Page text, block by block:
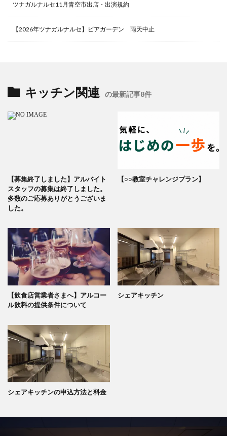
ツナガルナルセ11月青空市出店・出演規約
【2026年ツナガルナルセ】ビアガーデン 雨天中止
キッチン関連 の最新記事8件
【募集終了しました】アルバイト
スタッフの募集は終了しました。
多数のご応募ありがとうございま
した。
【○○教室チャレンジプラン】
【飲食店営業者さまへ】アルコー
ル飲料の提供条件について
シェアキッチン
シェアキッチンの申込方法と料金